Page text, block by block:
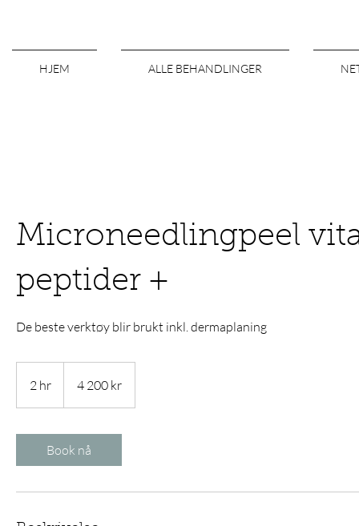
HJEM ALLE BEHANDLINGER
Microneedlingpeel
peptider +
De beste verktøy blir brukt inkl. dermaplaning
2 hr
h
kroner4 200 kr
Book nå